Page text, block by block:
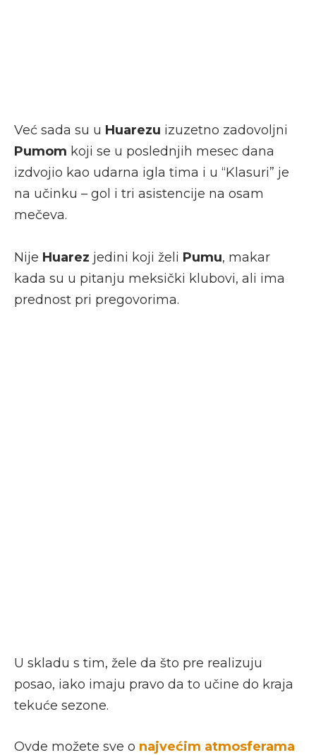
Već sada su u Huarezu izuzetno zadovoljni
Pumom koji se u poslednjih mesec dana
izdvojio kao udarna igla tima i u “Klasuri” je
na učinku – gol i tri asistencije na osam
mečeva.
Nije Huarez jedini koji želi Pumu, makar
kada su u pitanju meksički klubovi, ali ima
prednost pri pregovorima.
U skladu s tim, žele da što pre realizuju
posao, iako imaju pravo da to učine do kraja
tekuće sezone.
Ovde možete sve o najvećim atmosferama